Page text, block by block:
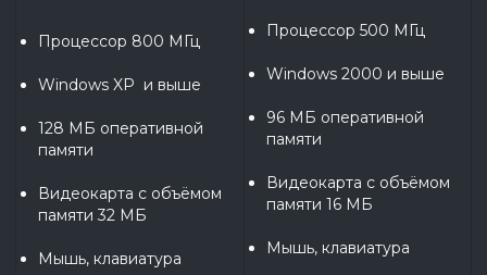
Процессор 800 МГц
Windows XP  и выше
128 МБ оперативной
памяти
Видеокарта с объёмом
памяти 32 МБ
Мышь, клавиатура
Процессор 500 МГц
Windows 2000 и выше
96 МБ оперативной
памяти
Видеокарта с объёмом
памяти 16 МБ
Мышь, клавиатура